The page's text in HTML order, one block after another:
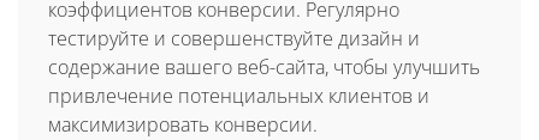
коэффициентов конверсии. Регулярно
тестируйте и совершенствуйте дизайн и
содержание вашего веб-сайта, чтобы улучшить
привлечение потенциальных клиентов и
максимизировать конверсии.